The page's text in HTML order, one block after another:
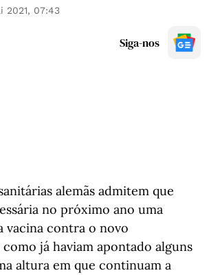
2021, 07:43
Siga-nos
alemãs admitem que
no próximo ano uma
vacina contra o novo
já haviam apontado alguns
altura em que continuam a